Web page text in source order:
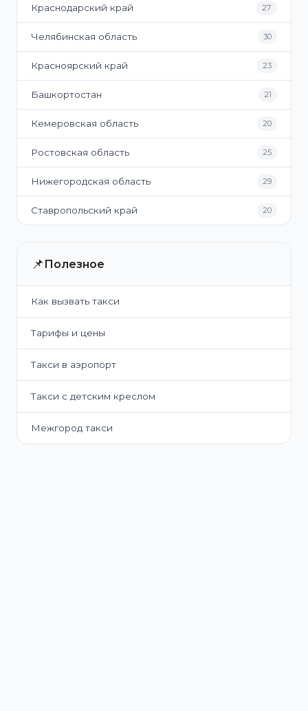
Краснодарский край 27
Челябинская область 30
Красноярский край 23
Башкортостан 21
Кемеровская область 20
Ростовская область 25
Нижегородская область 29
Ставропольский край 20
📌 Полезное
Как вызвать такси
Тарифы и цены
Такси в аэропорт
Такси с детским креслом
Межгород такси